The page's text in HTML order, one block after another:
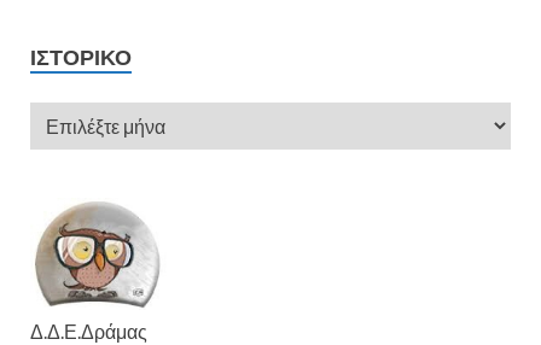
ΙΣΤΟΡΙΚΌ
Δ.Δ.Ε.Δράμας